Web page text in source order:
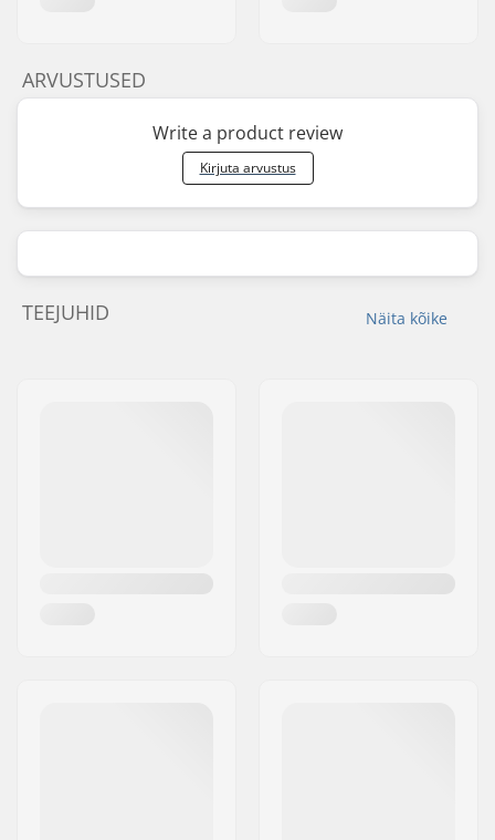
ARVUSTUSED
Write a product review
Kirjuta arvustus
Näita kõike
TEEJUHID